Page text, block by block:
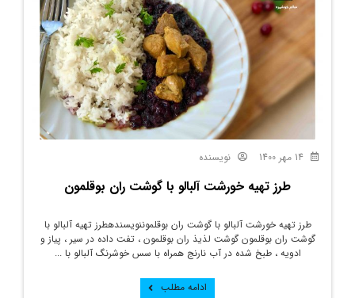
نویسنده
طرز تهیه خورشت آلبالو با گوشت ران بوقلمون
طرز تهیه خورشت آلبالو با گوشت ران بوقلموننویسندهطرز تهیه آلبالو با
گوشت ران بوقلمون گوشت لذیذ ران بوقلمون ، تفت داده در سیر ، پیاز و
ادویه ، طبخ شده در آب نارنج همراه با سس خوشرنگ آلبالو با ...
ادامه مطلب